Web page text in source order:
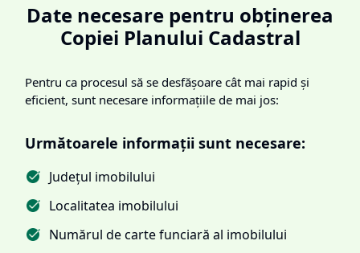
Date necesare pentru obținerea
Copiei Planului Cadastral
Pentru ca procesul să se desfășoare cât mai rapid și
eficient, sunt necesare informațiile de mai jos:
Următoarele informații sunt necesare:
Județul imobilului
Localitatea imobilului
Numărul de carte funciară al imobilului